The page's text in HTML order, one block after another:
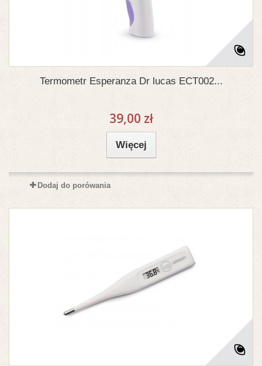
Termometr Esperanza Dr lucas ECT002...
39,00 zł
Więcej
Dodaj do porówania